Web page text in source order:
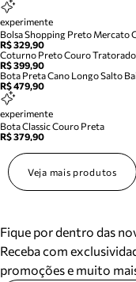
experimente
Bolsa Shopping Preto Mercato
R$ 329,90
Coturno Preto Couro Tratorado
R$ 399,90
Bota Preta Cano Longo Salto
R$ 479,90
experimente
Bota Classic Couro Preta
R$ 379,90
Veja mais produtos
Fique por dentro das
Receba com
promoções e muito